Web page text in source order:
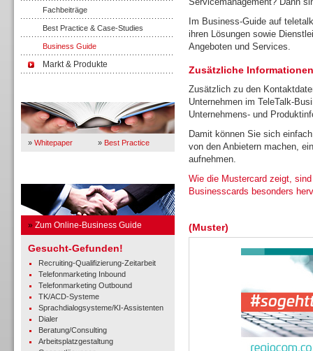
Fachbeiträge
Best Practice & Case-Studies
Business Guide
Markt & Produkte
» Whitepaper » Best Practice
» Zum Online-Business Guide
Gesucht-Gefunden!
Recruiting-Qualifizierung-Zeitarbeit
Telefonmarketing Inbound
Telefonmarketing Outbound
TK/ACD-Systeme
Sprachdialogsysteme/KI-Assistenten
Dialer
Beratung/Consulting
Arbeitsplatzgestaltung
Im Business-Guide auf
ihren Lösungen sowie
Angeboten und Services.
Zusätzliche
Zusätzlich zu den
Unternehmen im TeleTalk-
Unternehmens- und
Damit können Sie sich
von den Anbietern machen,
aufnehmen.
Wie die Mustercard zeigt,
Businesscards besonders
(Muster)